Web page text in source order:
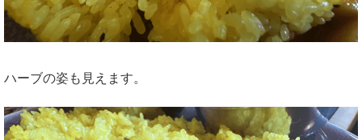
ハーブの姿も見えます。